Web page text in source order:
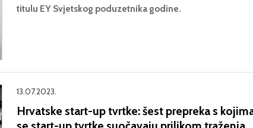
titulu EY Svjetskog poduzetnika godine.
13.07.2023.
Hrvatske start-up tvrtke: šest prepreka s